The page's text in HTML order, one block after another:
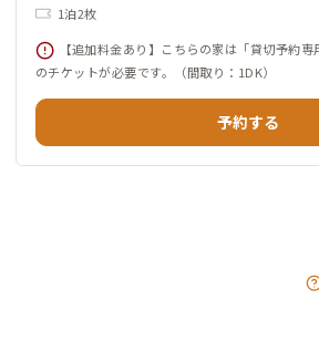
1泊2枚
【追加料金あり】こちらの家は「貸切予約
のチケットが必要です。（間取り：1DK）
予約する